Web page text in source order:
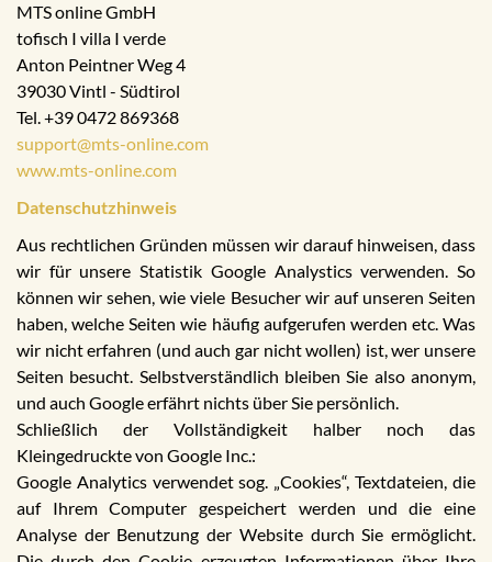
MTS online GmbH
tofisch I villa I verde
Anton Peintner Weg 4
39030 Vintl - Südtirol
Tel. +39 0472 869368
support@mts-online.com
www.mts-online.com
Datenschutzhinweis
Aus rechtlichen Gründen müssen wir darauf hinweisen, dass
wir für unsere Statistik Google Analystics verwenden. So
können wir sehen, wie viele Besucher wir auf unseren Seiten
haben, welche Seiten wie häufig aufgerufen werden etc. Was
wir nicht erfahren (und auch gar nicht wollen) ist, wer unsere
Seiten besucht. Selbstverständlich bleiben Sie also anonym,
und auch Google erfährt nichts über Sie persönlich.
Schließlich der Vollständigkeit halber noch das
Kleingedruckte von Google Inc.:
Google Analytics verwendet sog. „Cookies“, Textdateien, die
auf Ihrem Computer gespeichert werden und die eine
Analyse der Benutzung der Website durch Sie ermöglicht.